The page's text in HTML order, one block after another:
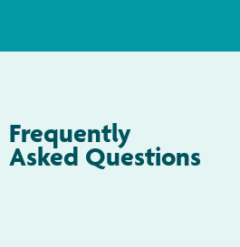
Frequently
Asked Questions